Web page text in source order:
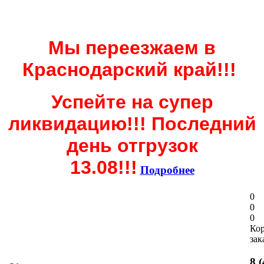
Мы переезжаем в
Краснодарский край!!!
Успейте на супер
ликвидацию!!! Последний
день отгрузок
13.08!!! Подробнее
0
0
0